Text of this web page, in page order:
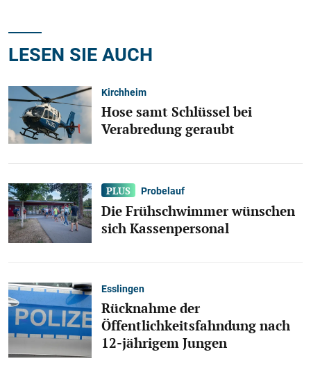
LESEN SIE AUCH
Kirchheim
Hose samt Schlüssel bei
Verabredung geraubt
Probelauf
Die Frühschwimmer wünschen
sich Kassenpersonal
Esslingen
Rücknahme der
Öffentlichkeitsfahndung nach
12-jährigem Jungen